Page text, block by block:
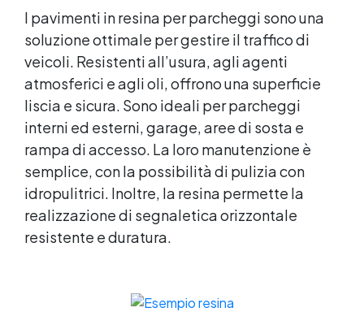
I pavimenti in resina per parcheggi sono una
soluzione ottimale per gestire il traffico di
veicoli. Resistenti all’usura, agli agenti
atmosferici e agli oli, offrono una superficie
liscia e sicura. Sono ideali per parcheggi
interni ed esterni, garage, aree di sosta e
rampa di accesso. La loro manutenzione è
semplice, con la possibilità di pulizia con
idropulitrici. Inoltre, la resina permette la
realizzazione di segnaletica orizzontale
resistente e duratura.